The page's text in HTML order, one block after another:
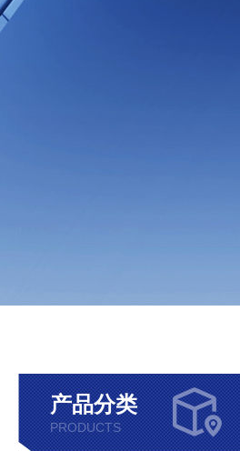
产品分类
PRODUCTS